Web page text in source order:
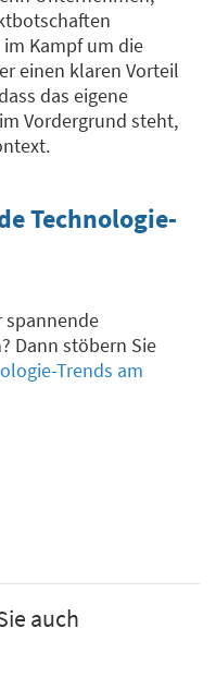
Kampf um die
einen klaren Vorteil
das eigene
Vordergrund steht,
Technologie-
spannende
Dann stöbern Sie
Trends am
auch